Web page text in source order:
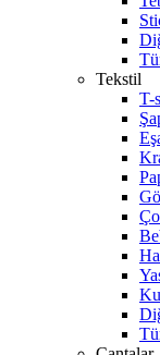
Tekstil
T-